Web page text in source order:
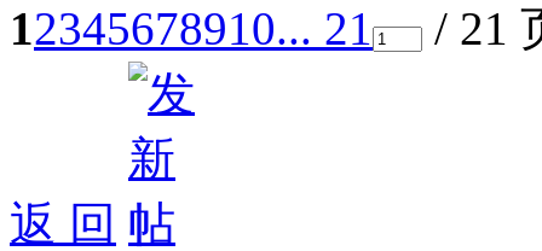
12345678910... 21 / 21
返 回